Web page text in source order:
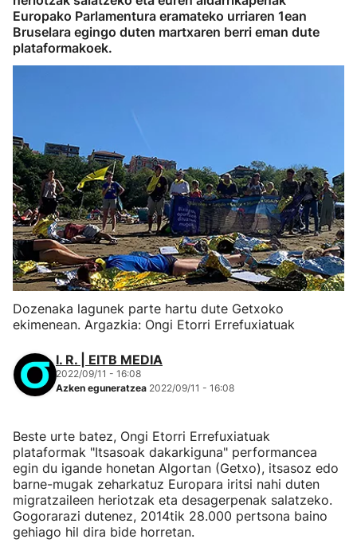
Europako Parlamentura eramateko urriaren 1ean
Bruselara egingo duten martxaren berri eman dute
plataformakoek.
Dozenaka lagunek parte hartu dute Getxoko
ekimenean. Argazkia: Ongi Etorri Errefuxiatuak
I. R. | EITB MEDIA
2022/09/11 - 16:08
Azken eguneratzea 2022/09/11 - 16:08
Beste urte batez, Ongi Etorri Errefuxiatuak
plataformak "Itsasoak dakarkiguna" performancea
egin du igande honetan Algortan (Getxo), itsasoz edo
barne-mugak zeharkatuz Europara iritsi nahi duten
migratzaileen heriotzak eta desagerpenak salatzeko.
Gogorarazi dutenez, 2014tik 28.000 pertsona baino
gehiago hil dira bide horretan.